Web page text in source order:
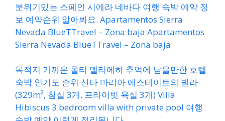
분위기있는 스페인 시에라 네바다 여행 숙박 예약 정
보 예약순위 알아봐요. Apartamentos Sierra
Nevada BlueTTravel – Zona baja Apartamentos
Sierra Nevada BlueTTravel – Zona baja
목적지 가까운 몰타 멜리에하 추억에 남을만한 호텔
숙박 인기도 순위 산타 마리아 에스테이트의 빌라
(329m², 침실 3개, 프라이빗 욕실 3개) Villa
Hibiscus 3 bedroom villa with private pool 여행